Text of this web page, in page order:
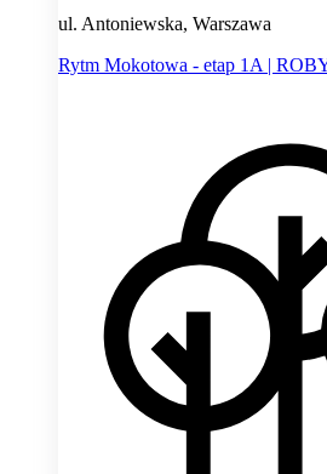
ul. Antoniewska, Warszawa
Rytm Mokotowa - etap 1A |